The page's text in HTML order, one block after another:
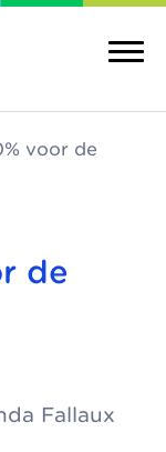
voor de
de
Fallaux